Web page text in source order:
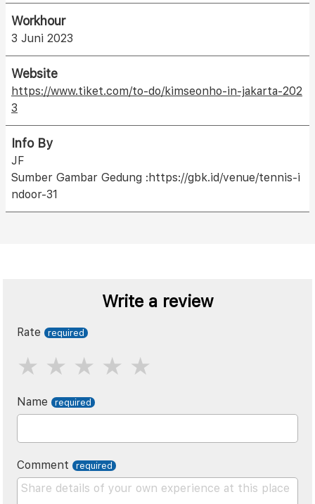
Workhour
3 Juni 2023
Website
https://www.tiket.com/to-do/kimseonho-in-jakarta-202
3
Info By
JF
Sumber Gambar Gedung :https://gbk.id/venue/tennis-i
ndoor-31
Write a review
Rate
Name
Comment